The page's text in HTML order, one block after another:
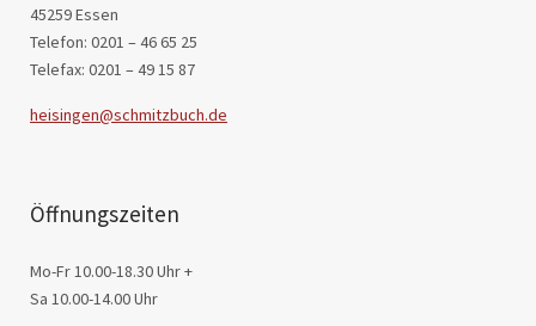
45259 Essen
Telefon: 0201 – 46 65 25
Telefax: 0201 – 49 15 87
heisingen@schmitzbuch.de
Öffnungszeiten
Mo-Fr 10.00-18.30 Uhr +
Sa 10.00-14.00 Uhr